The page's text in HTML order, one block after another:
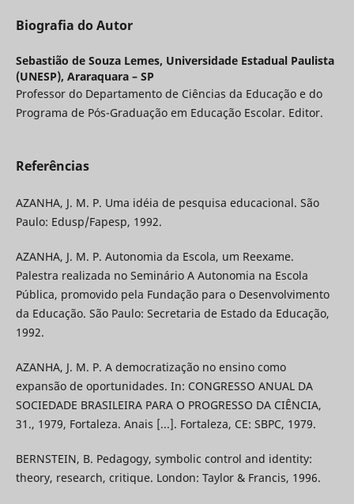
Biografia do Autor
Sebastião de Souza Lemes, Universidade Estadual Paulista
(UNESP), Araraquara – SP
Professor do Departamento de Ciências da Educação e do
Programa de Pós-Graduação em Educação Escolar. Editor.
Referências
AZANHA, J. M. P. Uma idéia de pesquisa educacional. São
Paulo: Edusp/Fapesp, 1992.
AZANHA, J. M. P. Autonomia da Escola, um Reexame.
Palestra realizada no Seminário A Autonomia na Escola
Pública, promovido pela Fundação para o Desenvolvimento
da Educação. São Paulo: Secretaria de Estado da Educação,
1992.
AZANHA, J. M. P. A democratização no ensino como
expansão de oportunidades. In: CONGRESSO ANUAL DA
SOCIEDADE BRASILEIRA PARA O PROGRESSO DA CIÊNCIA,
31., 1979, Fortaleza. Anais [...]. Fortaleza, CE: SBPC, 1979.
BERNSTEIN, B. Pedagogy, symbolic control and identity:
theory, research, critique. London: Taylor & Francis, 1996.